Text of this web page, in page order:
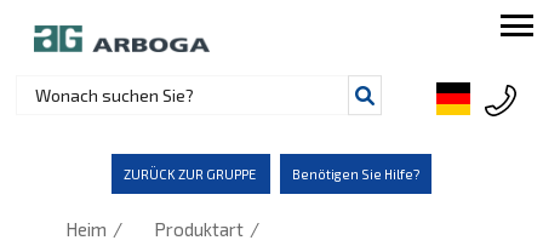
ZURÜCK ZUR GRUPPE Benötigen Sie Hilfe?
Heim / Produktart /